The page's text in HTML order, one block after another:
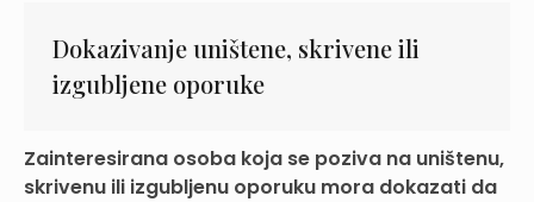
Dokazivanje uništene, skrivene ili
izgubljene oporuke
Zainteresirana osoba koja se poziva na uništenu,
skrivenu ili izgubljenu oporuku mora dokazati da